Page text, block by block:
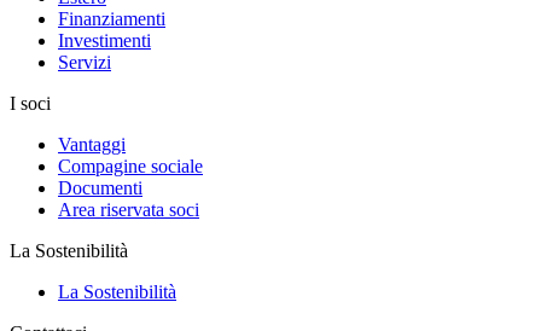
Finanziamenti
Investimenti
Servizi
I soci
Vantaggi
Compagine sociale
Documenti
Area riservata soci
La Sostenibilità
La Sostenibilità